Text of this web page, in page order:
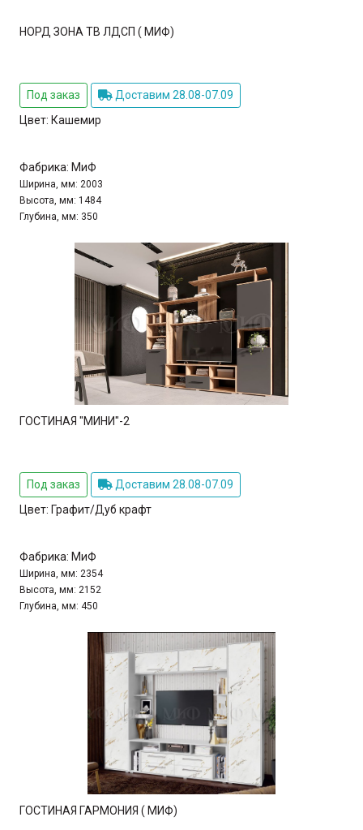
НОРД ЗОНА ТВ ЛДСП ( МИФ)
Под заказ
Доставим 28.08-07.09
Цвет: Кашемир
Фабрика: МиФ
Ширина, мм: 2003
Высота, мм: 1484
Глубина, мм: 350
ГОСТИНАЯ "МИНИ"-2
Под заказ
Доставим 28.08-07.09
Цвет: Графит/Дуб крафт
Фабрика: МиФ
Ширина, мм: 2354
Высота, мм: 2152
Глубина, мм: 450
ГОСТИНАЯ ГАРМОНИЯ ( МИФ)